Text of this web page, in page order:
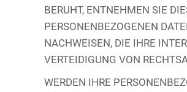
BERUHT, ENTNEHMEN SIE
PERSONENBEZOGENEN
NACHWEISEN, DIE IHRE
VERTEIDIGUNG VON
WERDEN IHRE